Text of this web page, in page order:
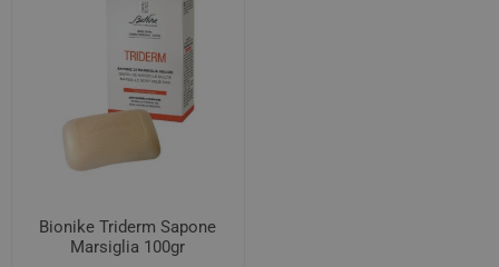
Bionike Triderm Sapone
Marsiglia 100gr